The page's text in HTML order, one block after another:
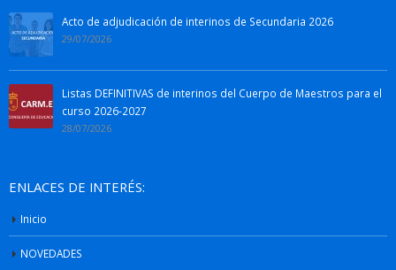
Acto de adjudicación de interinos de Secundaria 2026
29/07/2026
Listas DEFINITIVAS de interinos del Cuerpo de Maestros para el
curso 2026-2027
28/07/2026
ENLACES DE INTERÉS:
Inicio
NOVEDADES